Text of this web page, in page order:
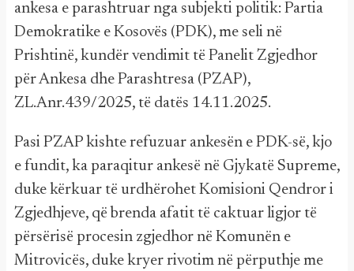
ankesa e parashtruar nga subjekti politik: Partia
Demokratike e Kosovës (PDK), me seli në
Prishtinë, kundër vendimit të Panelit Zgjedhor
për Ankesa dhe Parashtresa (PZAP),
ZL.Anr.439/2025, të datës 14.11.2025.
Pasi PZAP kishte refuzuar ankesën e PDK-së, kjo
e fundit, ka paraqitur ankesë në Gjykatë Supreme,
duke kërkuar të urdhërohet Komisioni Qendror i
Zgjedhjeve, që brenda afatit të caktuar ligjor të
përsërisë procesin zgjedhor në Komunën e
Mitrovicës, duke kryer rivotim në përputhje me